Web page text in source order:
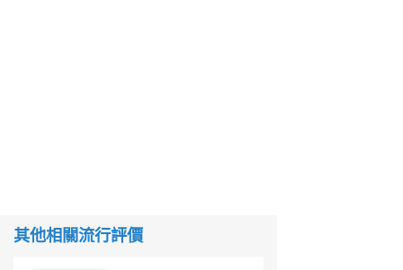
其他相關流行評價